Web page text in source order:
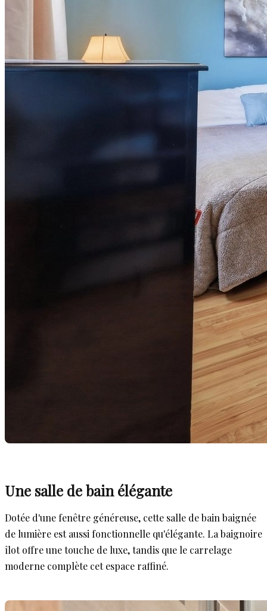
Une salle de bain élégante
Dotée d'une fenêtre généreuse, cette salle de bain baignée
de lumière est aussi fonctionnelle qu'élégante. La baignoire
îlot offre une touche de luxe, tandis que le carrelage
moderne complète cet espace raffiné.